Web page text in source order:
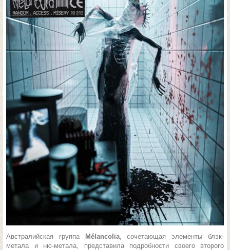
Австралийская группа Mélancolia, сочетающая элементы блэк-
метала и ню-метала, представила подробности своего второго